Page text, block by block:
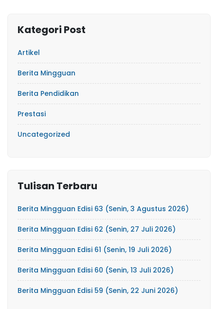
Kategori Post
Artikel
Berita Mingguan
Berita Pendidikan
Prestasi
Uncategorized
Tulisan Terbaru
Berita Mingguan Edisi 63 (Senin, 3 Agustus 2026)
Berita Mingguan Edisi 62 (Senin, 27 Juli 2026)
Berita Mingguan Edisi 61 (Senin, 19 Juli 2026)
Berita Mingguan Edisi 60 (Senin, 13 Juli 2026)
Berita Mingguan Edisi 59 (Senin, 22 Juni 2026)